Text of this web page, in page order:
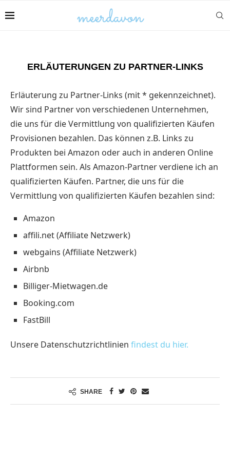
ERLÄUTERUNGEN ZU PARTNER-LINKS
Erläuterung zu Partner-Links (mit * gekennzeichnet).
Wir sind Partner von verschiedenen Unternehmen,
die uns für die Vermittlung von qualifizierten Käufen
Provisionen bezahlen. Das können z.B. Links zu
Produkten bei Amazon oder auch in anderen Online
Plattformen sein. Als Amazon-Partner verdiene ich an
qualifizierten Käufen. Partner, die uns für die
Vermittlung von qualifizierten Käufen bezahlen sind:
Amazon
affili.net (Affiliate Netzwerk)
webgains (Affiliate Netzwerk)
Airbnb
Billiger-Mietwagen.de
Booking.com
FastBill
Unsere Datenschutzrichtlinien findest du hier.
SHARE